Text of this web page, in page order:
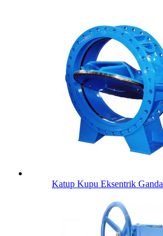
Katup Kupu Eksentrik Ganda